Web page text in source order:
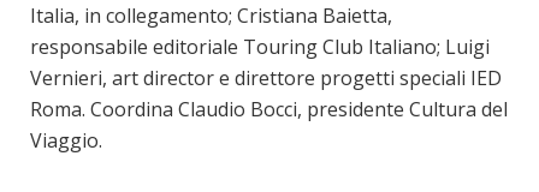
Italia, in collegamento; Cristiana Baietta,
responsabile editoriale Touring Club Italiano; Luigi
Vernieri, art director e direttore progetti speciali IED
Roma. Coordina Claudio Bocci, presidente Cultura del
Viaggio.